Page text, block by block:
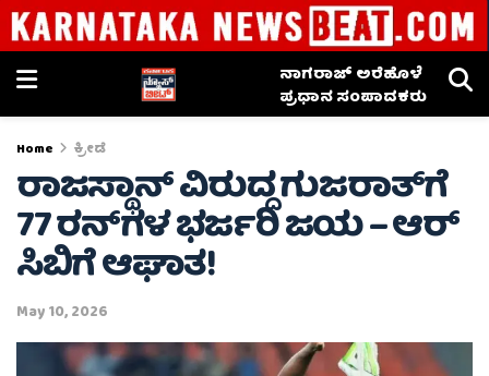
ನಾಗರಾಜ್ ಅರೆಹೊಳೆ
ಪ್ರಧಾನ ಸಂಪಾದಕರು
Home ಕ್ರೀಡೆ
ರಾಜಸ್ಥಾನ್‌ ವಿರುದ್ಧ ಗುಜರಾತ್‌ಗೆ
77 ರನ್‌ಗಳ ಭರ್ಜರಿ ಜಯ – ಆರ್​
ಸಿಬಿಗೆ ಆಘಾತ!
May 10, 2026